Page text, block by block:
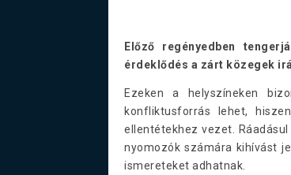
Előző regényedben
érdeklődés a zárt közegek
Ezeken a helyszíneken
konfliktusforrás lehet,
ellentétekhez vezet.
nyomozók számára kihívást
ismereteket adhatnak.